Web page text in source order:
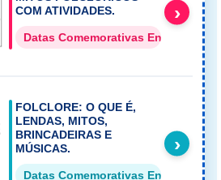
COM ATIVIDADES.
Datas Comemorativas Ensino
›
FOLCLORE: O QUE É,
LENDAS, MITOS,
BRINCADEIRAS E
MÚSICAS.
Datas Comemorativas Ensino
›